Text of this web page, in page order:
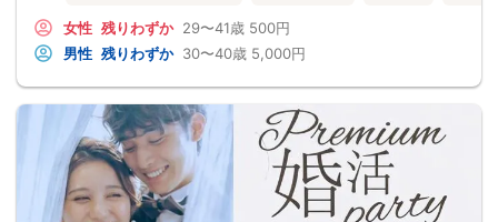
女性 残りわずか 29〜41歳 500円
男性 残りわずか 30〜40歳 5,000円